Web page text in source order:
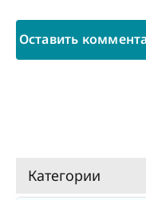
Категории